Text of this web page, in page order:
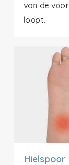
van de
loopt.
Hielspoor